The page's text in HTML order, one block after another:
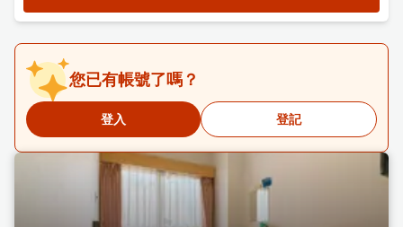
您已有帳號了嗎？
登入 登記